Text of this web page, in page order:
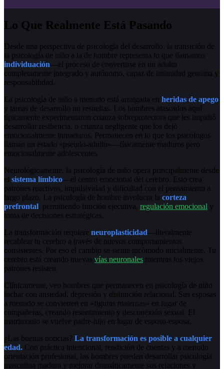
Lo Que Realmente Está Pasando
Desde una perspectiva de psicología del desarrollo, la transición de
la psicología de niño a la de hombre representa lo que llamamos
individuación—el proceso de convertirse en un adulto
completamente integrado y autónomo, capaz de intimidad genuina y
responsabilidad.
La psicología de niño a menudo está arraigada en heridas de apego
y tareas de desarrollo no resueltas. Los hombres atascados aquí
típicamente experimentaron crianza sobreprotectora que les impidió
desarrollar resiliencia, o crianza negligente que los dejó
emocionalmente inmaduros. Permanecen en lo que los psicólogos
llaman un estado «pseudo-adulto»—físicamente maduros pero
emocionalmente adolescentes.
Neurológicamente, la psicología de niño opera principalmente desde
el sistema límbico—el centro emocional del cerebro. Esto crea
patrones reactivos, impulsividad y dificultad con el pensamiento a
largo plazo. La psicología de hombre involucra la corteza
prefrontal, permitiendo función ejecutiva, regulación emocional y
toma de decisiones estratégicas.
La transformación requiere neuroplasticidad—literalmente
recablear tu cerebro a través de nuevos comportamientos
consistentes. Por eso el cambio se siente incómodo inicialmente. Tu
cerebro está creando nuevas vías neuronales mientras los viejos
patrones resisten.
Clínicamente, veo hombres que permanecen en psicología de niño
luchar con ansiedad, depresión y disfunción relacional. Sus esposas
a menudo se convierten en «figuras maternas» en lugar de
compañeras, creando resentimiento y desconexión sexual. El
matrimonio se vuelve padre-hijo en lugar de esposo-esposa.
¿Las buenas noticias? La transformación es posible a cualquier
edad. Con práctica intencional, rendición de cuentas y a menudo
orientación profesional, los hombres pueden desarrollar psicología
masculina madura y mejorar dramáticamente sus relaciones y